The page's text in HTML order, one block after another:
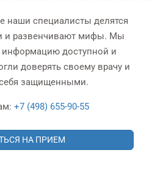
наши специалисты делятся
и развенчивают мифы. Мы
информацию доступной и
доверять своему врачу и
защищенными.
+7 (498) 655-90-55
НА ПРИЕМ